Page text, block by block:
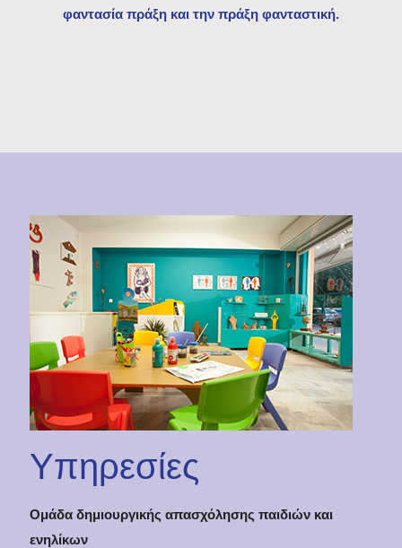
φαντασία πράξη και την πράξη φανταστική.
Υπηρεσίες
Ομάδα δημιουργικής απασχόλησης παιδιών και
ενηλίκων